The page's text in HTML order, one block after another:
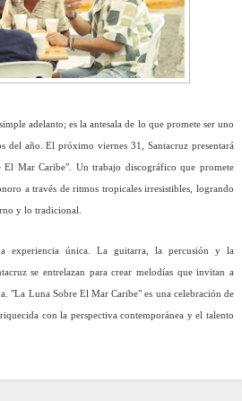
adelanto; es la antesala de lo que promete ser uno
del año. El próximo viernes 31, Santacruz presentará
Mar Caribe". Un trabajo discográfico que promete
a través de ritmos tropicales irresistibles, logrando
y lo tradicional.
experiencia única. La guitarra, la percusión y la
se entrelazan para crear melodías que invitan a
"La Luna Sobre El Mar Caribe" es una celebración de
con la perspectiva contemporánea y el talento